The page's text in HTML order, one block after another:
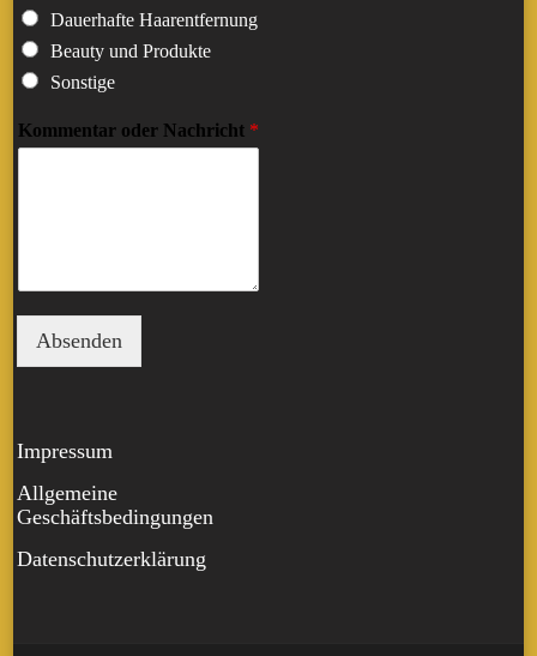
Dauerhafte Haarentfernung
Beauty und Produkte
Sonstige
Kommentar oder Nachricht *
Absenden
Impressum
Allgemeine
Geschäftsbedingungen
Datenschutzerklärung